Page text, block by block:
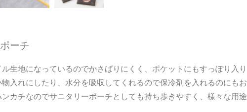
ーチ
生地になっているのでかさばりにくく、ポケットにもすっぽり入り
入れにしたり、水分を吸収してくれるので保冷剤を入れるのにもお
カチなのでサニタリーポーチとしても持ち歩きやすく、様々な用途